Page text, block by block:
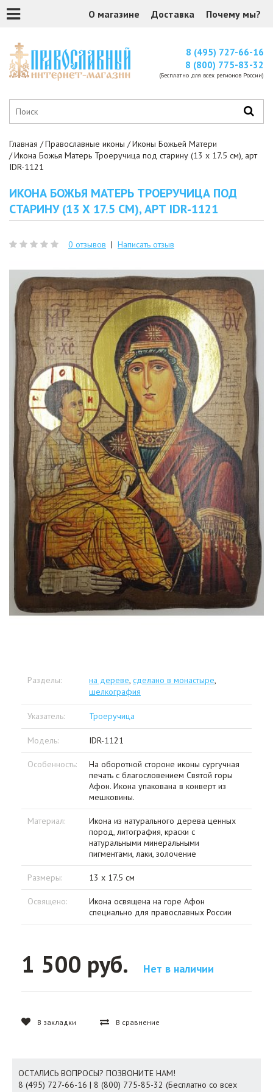
О магазине Доставка Почему мы?
8 (495) 727-66-16
8 (800) 775-83-32
(Бесплатно для всех регионов России)
Главная Православные иконы
Иконы Божьей Матери
Икона Божья Матерь Троеручица под старину (13 х 17.5 см), арт
IDR-1121
ИКОНА БОЖЬЯ МАТЕРЬ ТРОЕРУЧИЦА ПОД
СТАРИНУ (13 Х 17.5 СМ), АРТ IDR-1121
0 отзывов | Написать отзыв
Разделы: на дереве, сделано в монастыре,
шелкография
Указатель: Троеручица
Модель: IDR-1121
Особенность:
На оборотной стороне иконы сургучная
печать с благословением Святой горы
Афон. Икона упакована в конверт из
мешковины.
Материал:
Икона из натурального дерева ценных
пород, литография, краски с
натуральными минеральными
пигментами, лаки, золочение
Размеры: 13 х 17.5 см
Освящено:
Икона освящена на горе Афон
специально для православных России
1 500 руб. Нет в наличии
В закладки В сравнение
ОСТАЛИСЬ ВОПРОСЫ? ПОЗВОНИТЕ НАМ!
8 (495) 727-66-16 | 8 (800) 775-85-32 (Бесплатно со всех